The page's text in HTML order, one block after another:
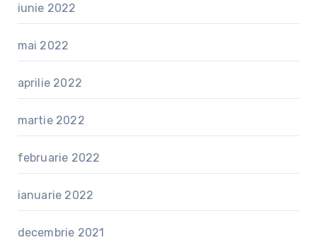
iunie 2022
mai 2022
aprilie 2022
martie 2022
februarie 2022
ianuarie 2022
decembrie 2021